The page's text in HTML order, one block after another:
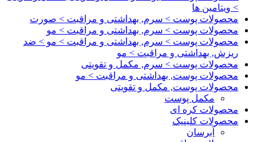
> ویتامین ها
محصولات پوست > سرم, بهداشتی و مراقبت > صورت
محصولات پوست > سرم, بهداشتی و مراقبت > مو
محصولات پوست > سرم, بهداشتی و مراقبت > مو > ضد
ریزش, بهداشتی و مراقبت > مو
محصولات پوست > سرم, مکمل و تقویتی
محصولات پوست, بهداشتی و مراقبت > مو
محصولات پوست, مکمل و تقویتی
مکمل پوست
محصولات کره ای
محصولات کلینیک
آبرسان